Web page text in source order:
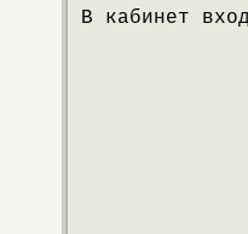
В кабинет